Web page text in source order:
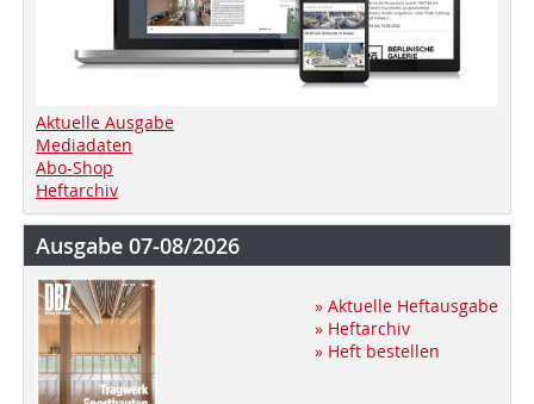
Aktuelle Ausgabe
Mediadaten
Abo-Shop
Heftarchiv
Ausgabe 07-08/2026
» Aktuelle Heftausgabe
» Heftarchiv
» Heft bestellen